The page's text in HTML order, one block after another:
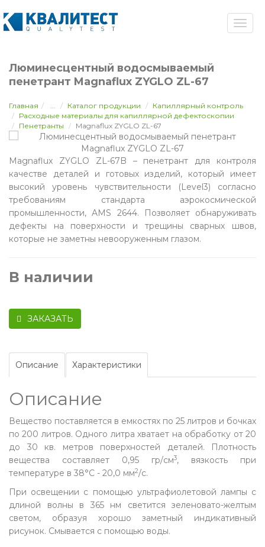
Люминесцентный водосмываемый
пенетрант Magnaflux ZYGLO ZL-67
Главная ... Каталог продукции
Капиллярный контроль
Расходные материалы для капиллярной дефектоскопии
Пенетранты
Magnaflux ZYGLO ZL-67
Magnaflux ZYGLO ZL-67B – пенетрант для контроля
качестве деталей и готовых изделий, который имеет
высокий уровень чувствительности (Level3) согласно
требованиям стандарта аэрокосмической
промышленности, AMS 2644. Позволяет обнаруживать
дефекты на поверхности и трещины сварных швов,
которые не заметны невооруженным глазом.
В наличии
ЗАКАЗАТЬ
Описание Характеристики
Описание
Вещество поставляется в емкостях по 25 литров и бочках
по 200 литров. Одного литра хватает на обработку от 20
до 30 кв. метров поверхностей деталей. Плотность
вещества составляет 0,95 гр/см3, вязкость при
температуре в 38°С - 20,0 мм2/c.
При освещении с помощью ультрафиолетовой лампы с
длиной волны в 365 нм светится зеленовато-желтым
светом, образуя хорошо заметный индикативный
рисунок. Смывается с помощью воды.